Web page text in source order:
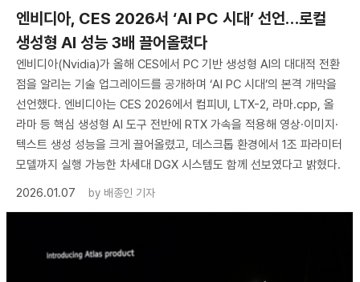
엔비디아, CES 2026서 ‘AI PC 시대’ 선언…로컬
생성형 AI 성능 3배 끌어올렸다
엔비디아(Nvidia)가 올해 CES에서 PC 기반 생성형 AI의 대대적 전환
점을 알리는 기술 업그레이드를 공개하며 ‘AI PC 시대’의 본격 개막을
선언했다. 엔비디아는 CES 2026에서 컴피UI, LTX-2, 라마.cpp, 올
라마 등 핵심 생성형 AI 도구 전반에 RTX 가속을 적용해 영상·이미지·
텍스트 생성 성능을 크게 끌어올렸고, 데스크톱 환경에서 1조 파라미터
모델까지 실행 가능한 차세대 DGX 시스템도 함께 선보였다고 밝혔다.
2026.01.07
by 배종인 기자